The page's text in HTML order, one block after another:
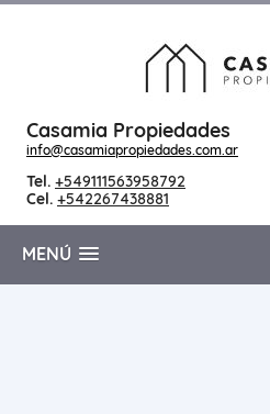
Casamia Propiedades
info@casamiapropiedades.com.ar
Tel. +549111563958792
Cel. +542267438881
MENÚ